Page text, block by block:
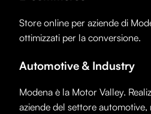
Store online per aziende di
ottimizzati per la conversione.
Automotive & Industry
Modena è la Motor Valley.
aziende del settore